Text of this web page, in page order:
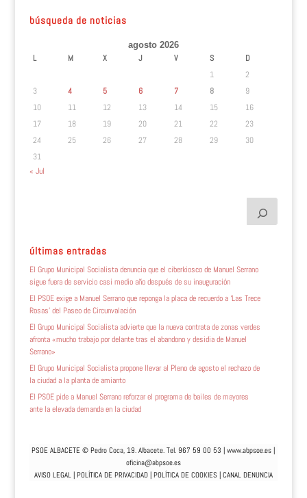
búsqueda de noticias
agosto 2026
L M X J V S
D
1
2
3
4 5 6 7 8
9
10
11 12 13 14 15
16
17
18 19 20 21 22
23
24
25 26 27 28 29
30
31
« Jul
últimas entradas
El Grupo Municipal Socialista denuncia que el ciberkiosco de Manuel Serrano
sigue fuera de servicio casi medio año después de su inauguración
El PSOE exige a Manuel Serrano que reponga la placa de recuerdo a ‘Las Trece
Rosas’ del Paseo de Circunvalación
El Grupo Municipal Socialista advierte que la nueva contrata de zonas verdes
afronta «mucho trabajo por delante tras el abandono y desidia de Manuel
Serrano»
El Grupo Municipal Socialista propone llevar al Pleno de agosto el rechazo de
la ciudad a la planta de amianto
El PSOE pide a Manuel Serrano reforzar el programa de bailes de mayores
ante la elevada demanda en la ciudad
PSOE ALBACETE © Pedro Coca, 19. Albacete. Tel. 967 59 00 53 |www.abpsoe.es |
oficina@abpsoe.es
AVISO LEGAL| POLÍTICA DE PRIVACIDAD| POLÍTICA DE COOKIES | CANAL DENUNCIA